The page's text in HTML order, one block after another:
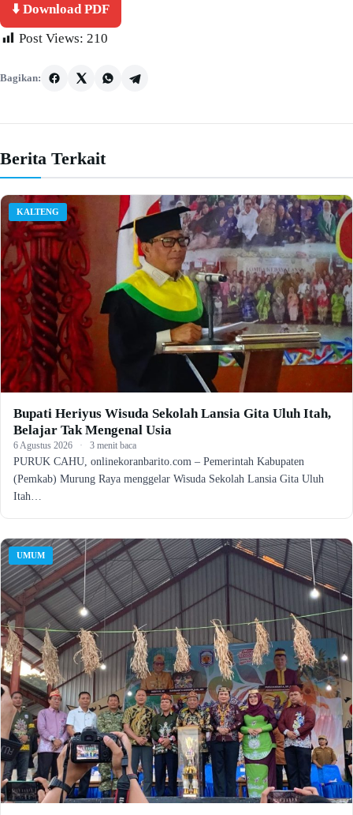
⬇️ Download PDF
Post Views: 210
Bagikan:
Berita Terkait
KALTENG
Bupati Heriyus Wisuda Sekolah Lansia Gita Uluh Itah,
Belajar Tak Mengenal Usia
6 Agustus 2026 · 3 menit baca
PURUK CAHU, onlinekoranbarito.com – Pemerintah Kabupaten
(Pemkab) Murung Raya menggelar Wisuda Sekolah Lansia Gita Uluh
Itah…
UMUM